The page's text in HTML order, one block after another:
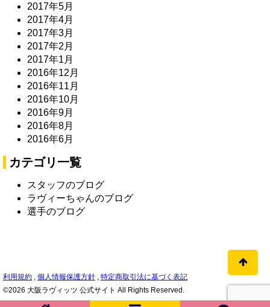
2017年5月
2017年4月
2017年3月
2017年2月
2017年1月
2016年12月
2016年11月
2016年10月
2016年9月
2016年8月
2016年6月
カテゴリ一覧
スタッフのブログ
ラヴィーちゃんのブログ
選手のブログ
利用規約 , 個人情報保護方針 , 特定商取引法に基づく表記
©2026 大阪ラヴィッツ 公式サイト All Rights Reserved.